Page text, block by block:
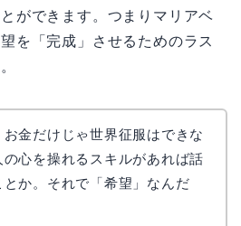
ができます。つまりマリアベ
を「完成」させるためのラス
お金だけじゃ世界征服はできな
の心を操れるスキルがあれば話
とか。それで「希望」なんだ